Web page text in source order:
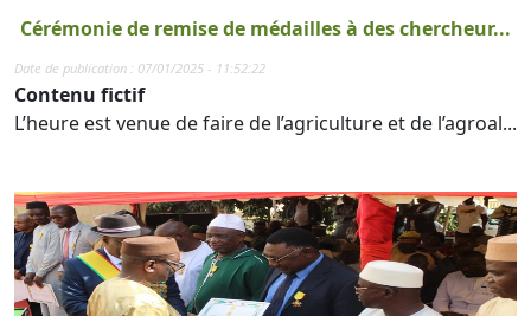
Cérémonie de remise de médailles à des chercheur...
Date de publication : 07/01/2025 - 11:52:22
Contenu fictif
L’heure est venue de faire de l’agriculture et de l’agroal...